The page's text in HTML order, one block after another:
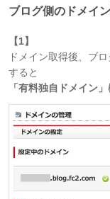
ブログ側のドメイ
【1】
ドメイン取得後、ブ
すると
「有料独自ドメイン」